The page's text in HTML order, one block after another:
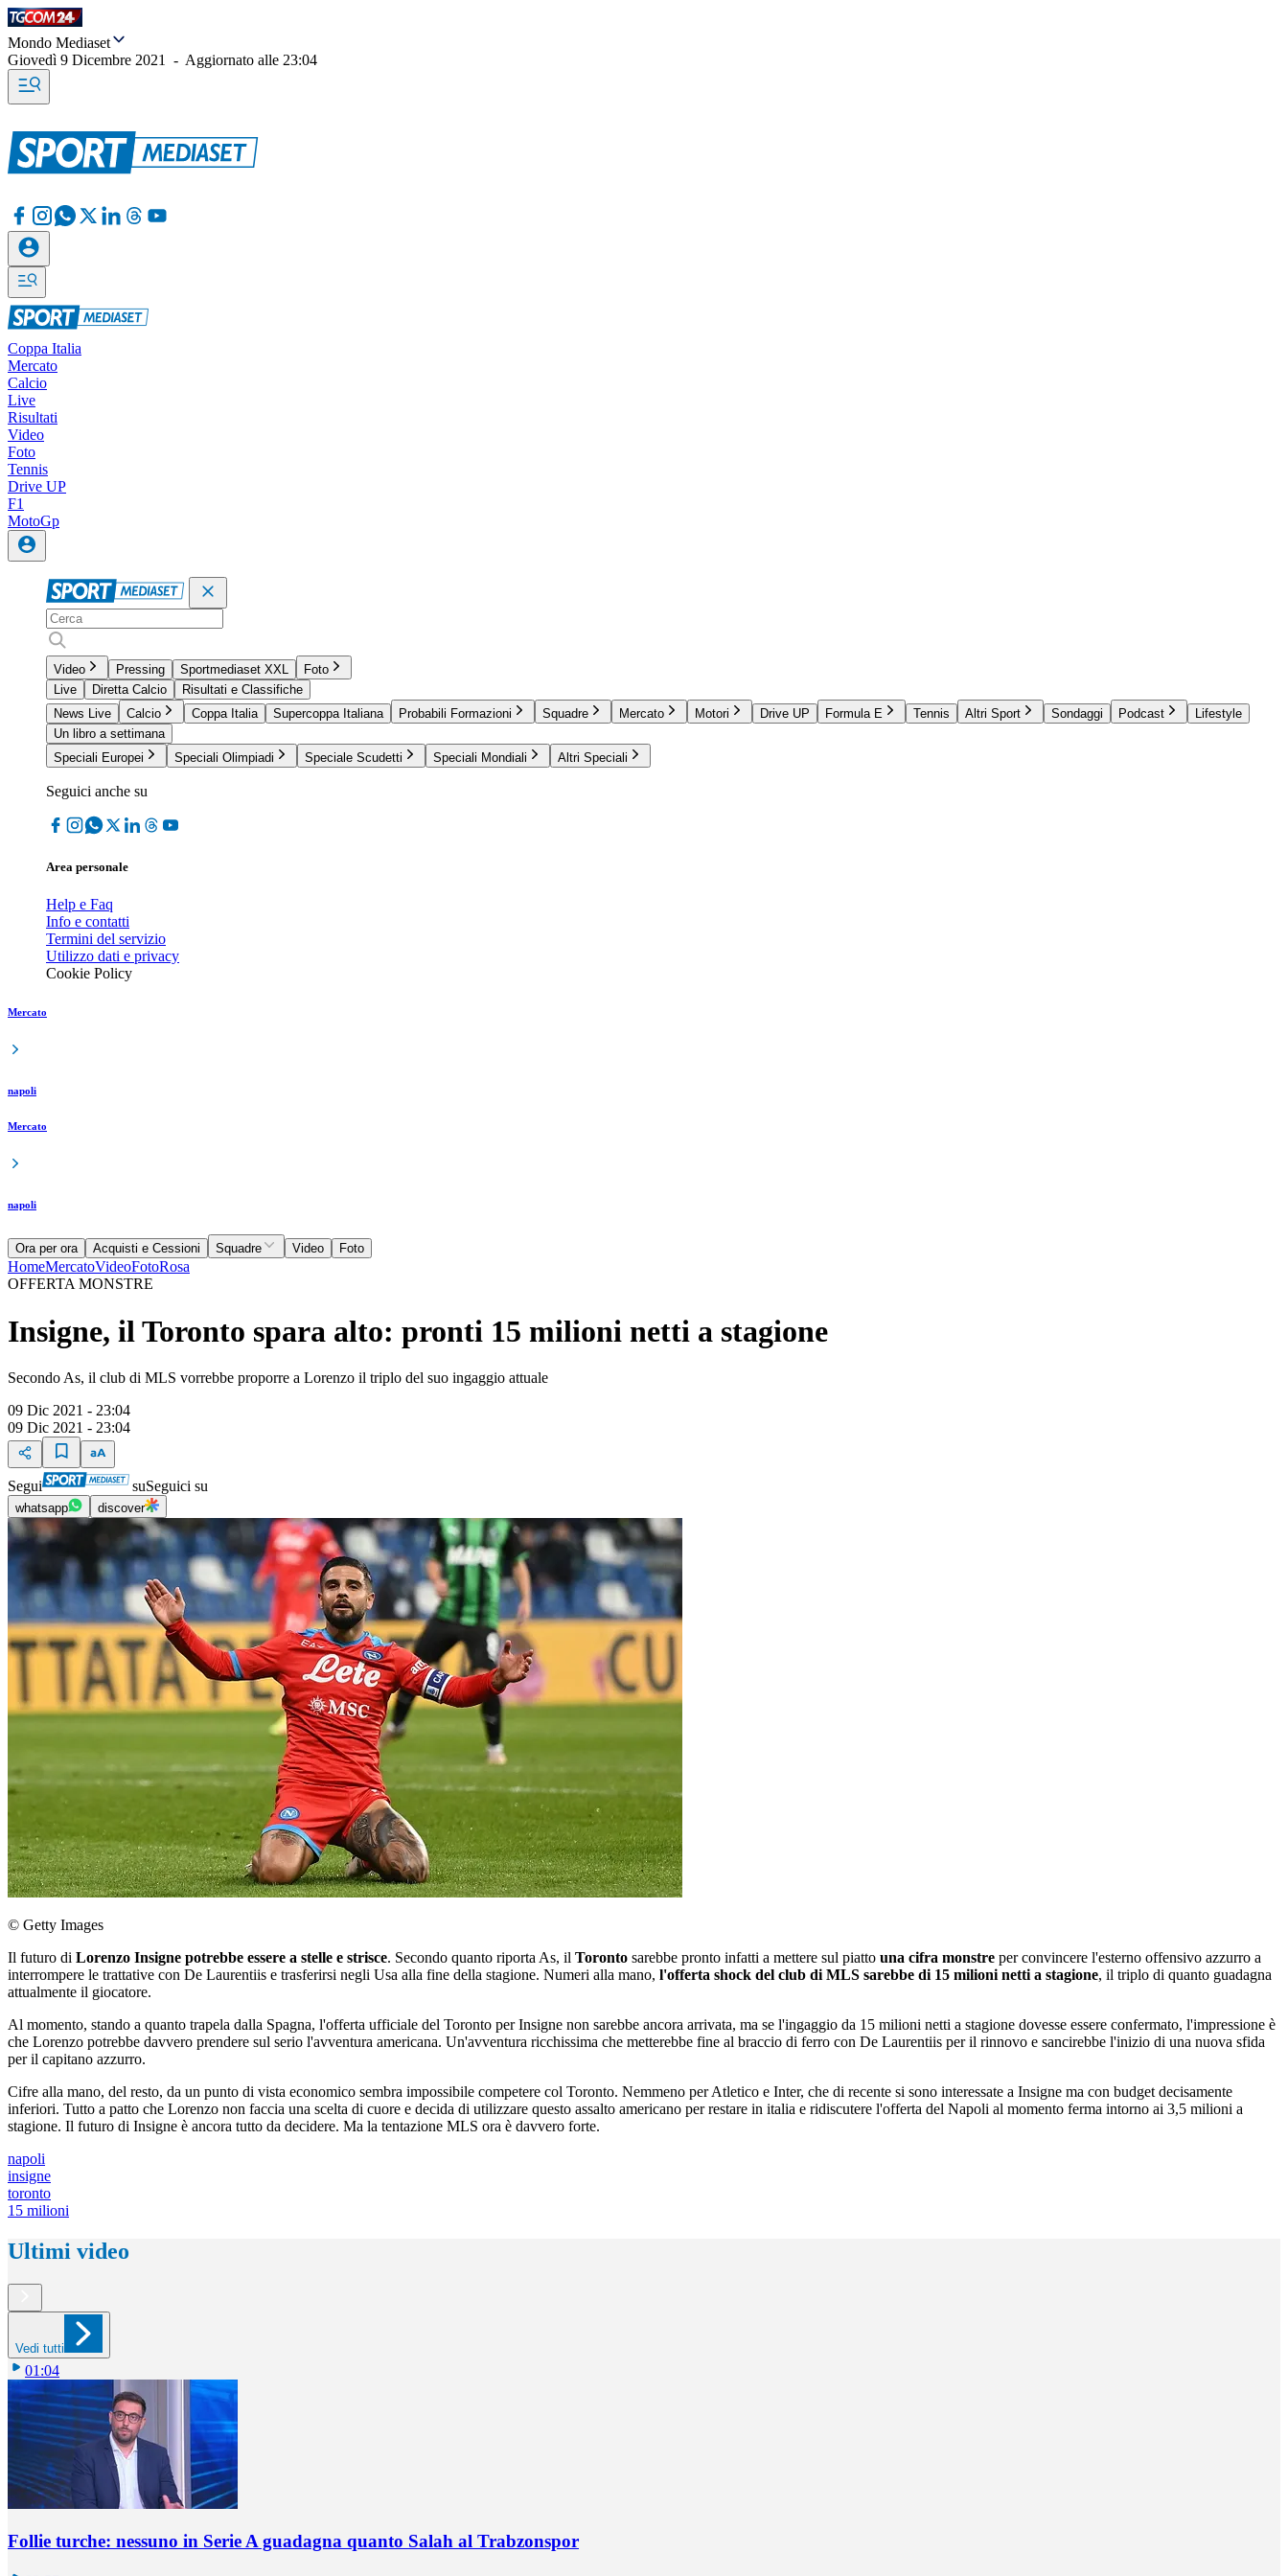
Mondo Mediaset
Giovedì 9 Dicembre 2021
- Aggiornato alle 23:04
Coppa Italia
Mercato
Calcio
Live
Risultati
Video
Foto
Tennis
Drive UP
F1
MotoGp
Video Pressing Sportmediaset XXL
Foto
Live
Diretta Calcio
Risultati e Classifiche
News Live
Calcio Coppa Italia Supercoppa Italiana Probabili Formazioni Squadre Mercato Motori Drive UP Formula E Tennis Altri Sport Sondaggi Podcast
Lifestyle
Un libro a settimana
Speciali Europei
Speciali Olimpiadi Speciale Scudetti Speciali Mondiali Altri Speciali
Seguici anche su
Area personale
Help e Faq
Info e contatti
Termini del servizio
Utilizzo dati e privacy
Cookie Policy
Mercato
napoli
Mercato
napoli
Ora per ora Acquisti e Cessioni Squadre Video Foto
HomeMercatoVideoFotoRosa
OFFERTA MONSTRE
Insigne, il Toronto spara alto: pronti 15 milioni netti a stagione
Secondo As, il club di MLS vorrebbe proporre a Lorenzo il triplo del suo ingaggio attuale
09 Dic 2021 - 23:04
09 Dic 2021 - 23:04
Segui suSeguici su
whatsapp discover
© Getty Images
Il futuro di Lorenzo Insigne potrebbe essere a stelle e strisce. Secondo quanto riporta As, il Toronto sarebbe pronto infatti a mettere sul piatto una cifra monstre per convincere l'esterno offensivo azzurro a
interrompere le trattative con De Laurentiis e trasferirsi negli Usa alla fine della stagione. Numeri alla mano, l'offerta shock del club di MLS sarebbe di 15 milioni netti a stagione, il triplo di quanto guadagna
attualmente il giocatore.
Al momento, stando a quanto trapela dalla Spagna, l'offerta ufficiale del Toronto per Insigne non sarebbe ancora arrivata, ma se l'ingaggio da 15 milioni netti a stagione dovesse essere confermato, l'impressione è
che Lorenzo potrebbe davvero prendere sul serio l'avventura americana. Un'avventura ricchissima che metterebbe fine al braccio di ferro con De Laurentiis per il rinnovo e sancirebbe l'inizio di una nuova sfida
per il capitano azzurro.
Cifre alla mano, del resto, da un punto di vista economico sembra impossibile competere col Toronto. Nemmeno per Atletico e Inter, che di recente si sono interessate a Insigne ma con budget decisamente
inferiori. Tutto a patto che Lorenzo non faccia una scelta di cuore e decida di utilizzare questo assalto americano per restare in italia e ridiscutere l'offerta del Napoli al momento ferma intorno ai 3,5 milioni a
stagione. Il futuro di Insigne è ancora tutto da decidere. Ma la tentazione MLS ora è davvero forte.
napoli
insigne
toronto
15 milioni
Ultimi video
Vedi tutti
01:04
Follie turche: nessuno in Serie A guadagna quanto Salah al Trabzonspor